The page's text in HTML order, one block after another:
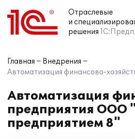
Отраслевые
и
решения
Главная
Внедрения
Автоматизация финансово-
Автоматизация
предприятия ООО
предприятием 8"